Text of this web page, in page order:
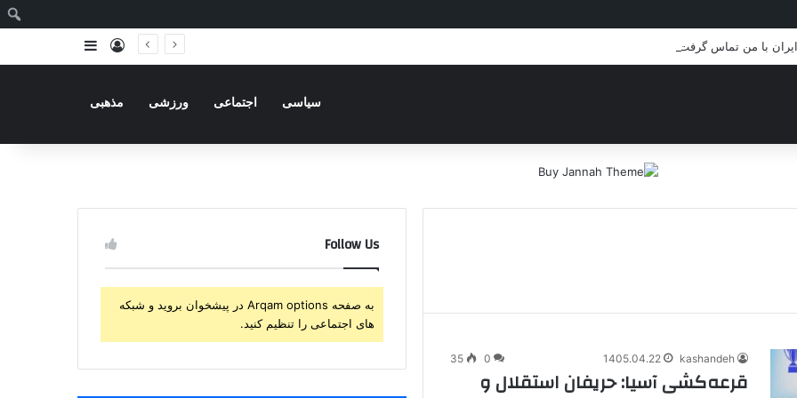
با من تماس گرفت… ورودسایدبار
سیاسی اجتماعی ورزشی مذهبی
kashandeh
1405.04.22
0
35
قرعه‌کشی آسیا: حریفان استقلال و
Follow Us
به صفحه Arqam options در پیشخوان بروید و شبکه
های اجتماعی را تنظیم کنید.